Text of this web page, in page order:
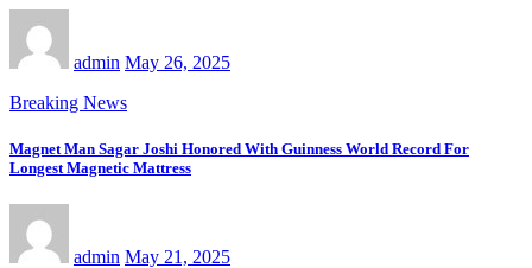
admin May 26, 2025
Breaking News
Magnet Man Sagar Joshi Honored With Guinness World Record For
Longest Magnetic Mattress
admin May 21, 2025